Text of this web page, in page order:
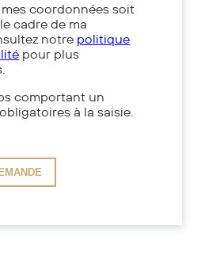
mes coordonnées soit
cadre de ma
notre politique
pour plus
comportant un
à la saisie.